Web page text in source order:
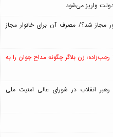
مجاز شد؟/ مصرف آن برای خانوار مجاز
زن بلاگر چگونه مداح جوان را به
انقلاب در شورای عالی امنیت ملی